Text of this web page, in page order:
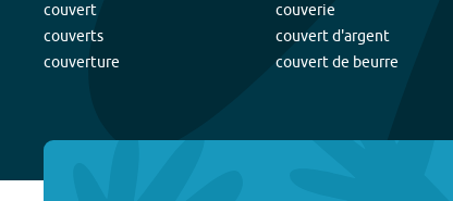
couvert
couverts
couverture
couverie
couvert d'argent
couvert de beurre